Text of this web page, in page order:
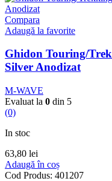
Compara
Adaugă la favorite
Ghidon Touring/
Silver Anodizat
M-WAVE
Evaluat la 0 din 5
(0)
In stoc
63,80 lei
Adaugă în coș
Cod Produs: 401207